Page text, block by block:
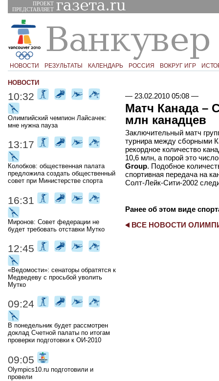
ПРОЕКТ
ПРЕДСТАВЛЯЕТ
НОВОСТИ РЕЗУЛЬТАТЫ КАЛЕНДАРЬ РОССИЯ ВОКРУГ ИГР
— 23.02.2010 05:08—
Матч Канада –
млн канадцев
Заключительный матч
турнира между
рекордное количество
10,6 млн, а порой это
Group. Подобное
спортивная передача на
Солт-Лейк-Сити-2002
Ранее об этом виде
ВСЕ НОВОСТИ
НОВОСТИ
10:32
Олимпийский чемпион Лайсачек:
мне нужна пауза
13:17
Колобков: общественная палата
предложила создать общественный
совет при Министерстве спорта
16:31
Миронов: Совет федерации не
будет требовать отставки Мутко
12:45
«Ведомости»: сенаторы обратятся к
Медведеву с просьбой уволить
Мутко
09:24
В понедельник будет рассмотрен
доклад Счетной палаты по итогам
проверки подготовки к ОИ-2010
09:05
Olympics10.ru подготовили и
провели